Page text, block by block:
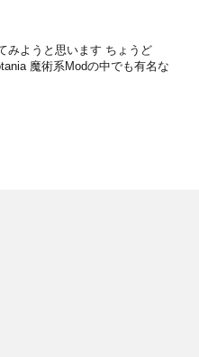
みようと思います ちょうど
魔術系Modの中でも有名な